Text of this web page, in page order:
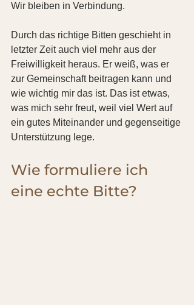
Wir bleiben in Verbindung.
Durch das richtige Bitten geschieht in
letzter Zeit auch viel mehr aus der
Freiwilligkeit heraus. Er weiß, was er
zur Gemeinschaft beitragen kann und
wie wichtig mir das ist. Das ist etwas,
was mich sehr freut, weil viel Wert auf
ein gutes Miteinander und gegenseitige
Unterstützung lege.
Wie formuliere ich
eine echte Bitte?